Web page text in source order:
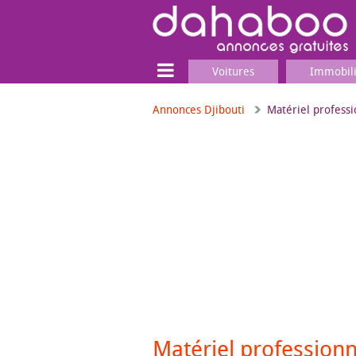
Voitures
Annonces Djibouti Matériel
Matériel